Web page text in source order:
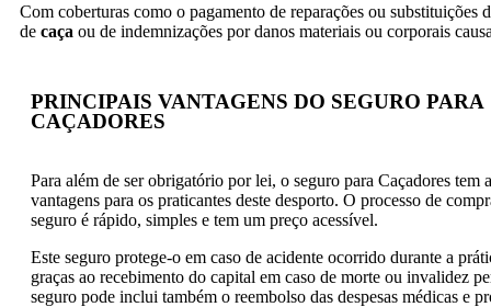
Com coberturas como o pagamento de reparações ou substituições
de caça ou de indemnizações por danos materiais ou corporais
PRINCIPAIS VANTAGENS DO SEGURO PARA
CAÇADORES
Para além de ser obrigatório por lei, o seguro para Caçadores tem
vantagens para os praticantes deste desporto. O processo de
seguro é rápido, simples e tem um preço acessível.
Este seguro protege-o em caso de acidente ocorrido durante a
graças ao recebimento do capital em caso de morte ou invalidez
seguro pode inclui também o reembolso das despesas médicas e